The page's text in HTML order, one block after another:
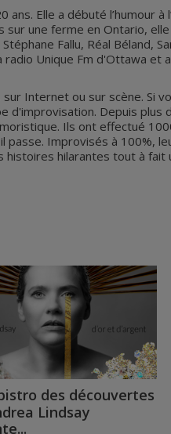
Elle a débuté
sur une ferme en Ontario,
Fallu, Réal Béland,
Unique Fm d'Ottawa
Internet ou sur scène. Si
d'improvisation. Depuis
Ils ont effectué
Improvisés à 100%,
hilarantes tout à
des découvertes
Lindsay